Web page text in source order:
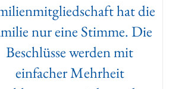
hat die
nur eine Stimme. Die
Beschlüsse werden mit
einfacher Mehrheit